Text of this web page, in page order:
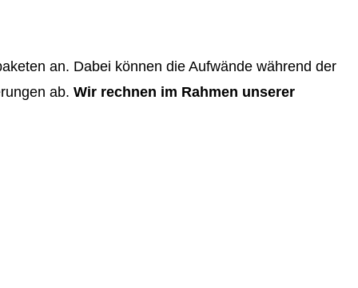
an. Dabei können die Aufwände während der
ab. Wir rechnen im Rahmen unserer